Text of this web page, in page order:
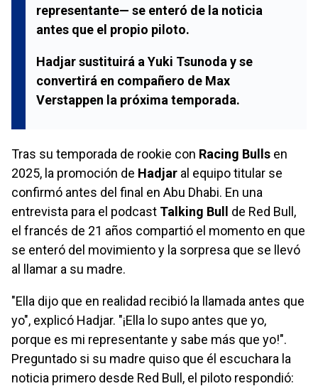
representante— se enteró de la noticia
antes que el propio piloto.
Hadjar sustituirá a Yuki Tsunoda y se
convertirá en compañero de Max
Verstappen la próxima temporada.
Tras su temporada de rookie con Racing Bulls en
2025, la promoción de Hadjar al equipo titular se
confirmó antes del final en Abu Dhabi. En una
entrevista para el podcast Talking Bull de Red Bull,
el francés de 21 años compartió el momento en que
se enteró del movimiento y la sorpresa que se llevó
al llamar a su madre.
"Ella dijo que en realidad recibió la llamada antes que
yo", explicó Hadjar. "¡Ella lo supo antes que yo,
porque es mi representante y sabe más que yo!".
Preguntado si su madre quiso que él escuchara la
noticia primero desde Red Bull, el piloto respondió: